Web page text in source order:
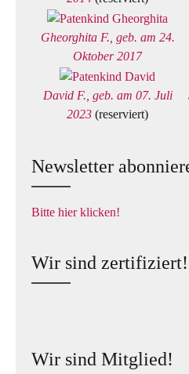
Gheorghita F., geb. am 24.
Oktober 2017
David F., geb. am 07. Juli
2023 (reserviert)
Newsletter
Bitte hier klicken!
Wir sind zertifiziert!
Wir sind Mitglied!